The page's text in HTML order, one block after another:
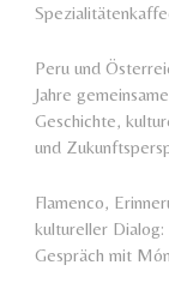
Peru und
Jahre gemeinsame
Geschichte,
und
Flamenco,
kultureller Dialog:
Gespräch mit